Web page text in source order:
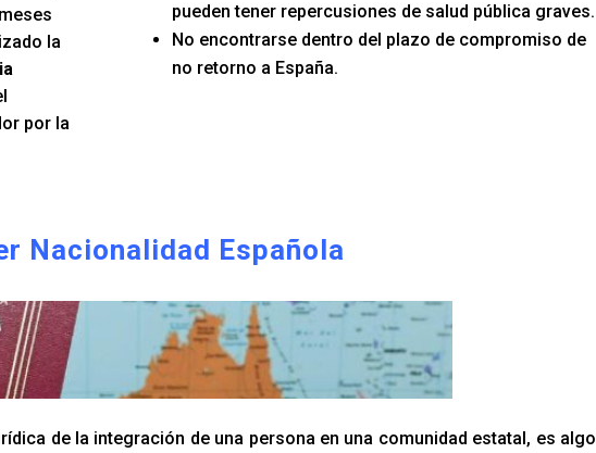
la
por la
pueden tener repercusiones de salud pública graves.
No encontrarse dentro del plazo de compromiso de
no retorno a España.
Nacionalidad Española
de la integración de una persona en una comunidad estatal, es algo